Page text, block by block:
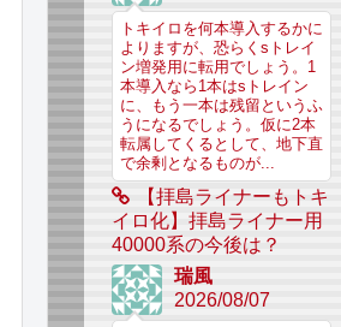
トキイロを何本導入するかに
よりますが、恐らくsトレイ
ン増発用に転用でしょう。1
本導入なら1本はsトレイン
に、もう一本は残留というふ
うになるでしょう。仮に2本
転属してくるとして、地下直
で余剰となるものが...
【拝島ライナーもトキ
イロ化】拝島ライナー用
40000系の今後は？
瑞風
2026/08/07